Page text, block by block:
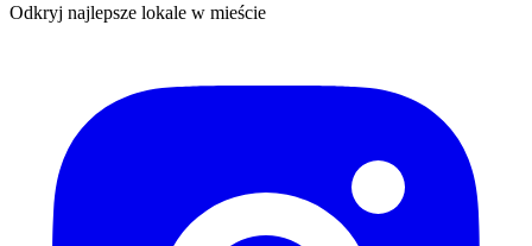
Odkryj najlepsze lokale w mieście